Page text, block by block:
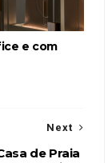
e com
Next
de Praia